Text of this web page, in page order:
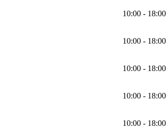
10:00 - 18:00
10:00 - 18:00
10:00 - 18:00
10:00 - 18:00
10:00 - 18:00